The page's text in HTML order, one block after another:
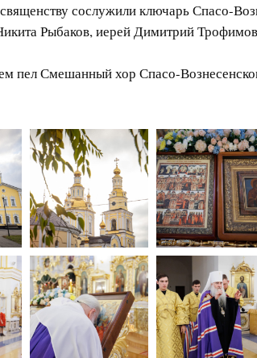
сослужили ключарь Спасо-
Рыбаков, иерей Димитрий
пел Смешанный хор Спасо-